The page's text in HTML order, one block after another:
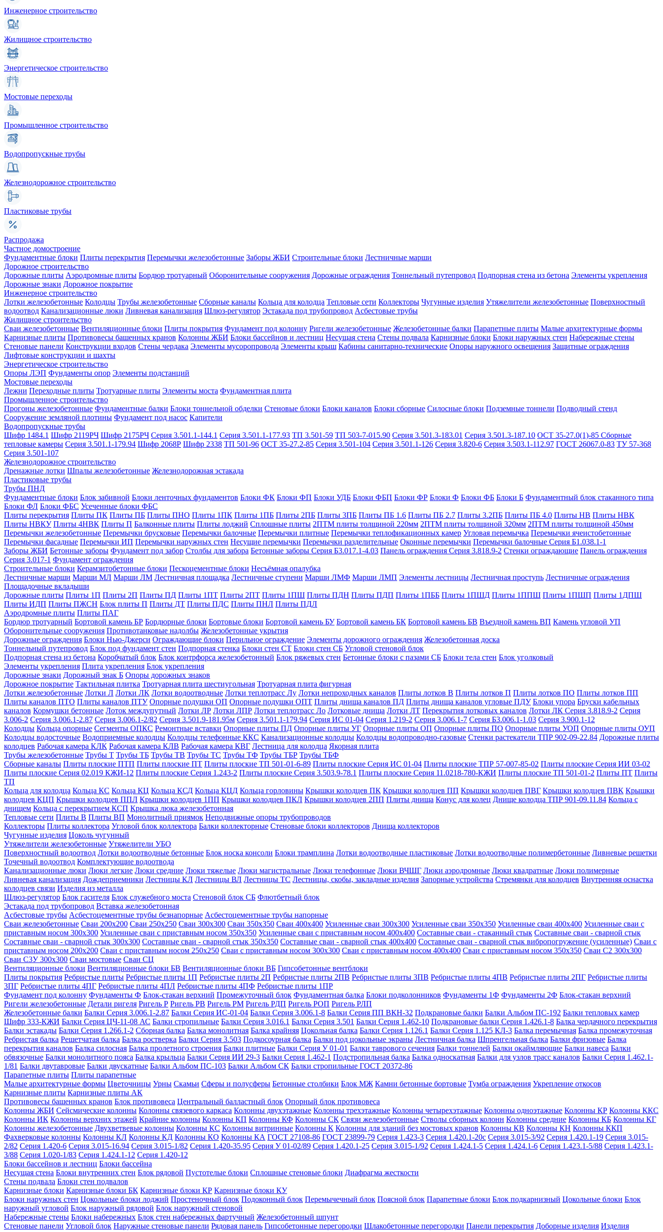
Инженерное строительство
Жилищное строительство
Энергетическое строительство
Мостовые переходы
Промышленное строительство
Водопропускные трубы
Железнодорожное строительство
Пластиковые трубы
Распродажа
Частное домостроение
Фундаментные блоки Плиты перекрытия Перемычки железобетонные Заборы ЖБИ Строительные блоки Лестничные марши
Дорожное строительство
Дорожные плиты Аэродромные плиты Бордюр тротуарный Оборонительные сооружения Дорожные ограждения Тоннельный путепровод Подпорная стена из бетона Элементы укрепления
Дорожные знаки Дорожное покрытие
Инженерное строительство
Лотки железобетонные Колодцы Трубы железобетонные Сборные каналы Кольца для колодца Тепловые сети Коллекторы Чугунные изделия Утяжелители железобетонные Поверхностный
водоотвод Канализационные люки Ливневая канализация Шлюз-регулятор Эстакада под трубопровод Асбестовые трубы
Жилищное строительство
Сваи железобетонные Вентиляционные блоки Плиты покрытия Фундамент под колонну Ригели железобетонные Железобетонные балки Парапетные плиты Малые архитектурные формы
Карнизные плиты Противовесы башенных кранов Колонны ЖБИ Блоки бассейнов и лестниц Несущая стена Стены подвала Карнизные блоки Блоки наружных стен Набережные стены
Стеновые панели Конструкции входов Стены чердака Элементы мусоропровода Элементы крыш Кабины санитарно-технические Опоры наружного освещения Защитные ограждения
Лифтовые конструкции и шахты
Энергетическое строительство
Опоры ЛЭП Фундаменты опор Элементы подстанций
Мостовые переходы
Лежни Переходные плиты Тротуарные плиты Элементы моста Фундаментная плита
Промышленное строительство
Прогоны железобетонные Фундаментные балки Блоки тоннельной обделки Стеновые блоки Блоки каналов Блоки сборные Силосные блоки Подземные тоннели Подводный стенд
Сооружение земляной плотины Фундамент под насос Капители
Водопропускные трубы
Шифр 1484.1 Шифр 2119РЧ Шифр 2175РЧ Серия 3.501.1-144.1 Серия 3.501.1-177.93 ТП 3.501-59 ТП 503-7-015.90 Серия 3.501.3-183.01 Серия 3.501.3-187.10 ОСТ 35-27.0(1)-85 Сборные
тепловые камеры Серия 3.501.1-179.94 Шифр 2068Р Шифр 2338 ТП 501-96 ОСТ 35-27.2-85 Серия 3.501-104 Серия 3.501.1-126 Серия 3.820-6 Серия 3.503.1-112.97 ГОСТ 26067.0-83 ТУ 57-368
Серия 3.501-107
Железнодорожное строительство
Дренажные лотки Шпалы железобетонные Железнодорожная эстакада
Пластиковые трубы
Трубы ПНД
Фундаментные блоки Блок забивной Блоки ленточных фундаментов Блоки ФК Блоки ФП Блоки УДБ Блоки ФБП Блоки ФР Блоки Ф Блоки ФБ Блоки Б Фундаментный блок стаканного типа
Блоки ФЛ Блоки ФБС Усеченные блоки ФБС
Плиты перекрытия Плиты ПК Плиты ПБ Плиты ПНО Плиты 1ПК Плиты 1ПБ Плиты 2ПБ Плиты 3ПБ Плиты ПБ 1.6 Плиты ПБ 2.7 Плиты 3.2ПБ Плиты ПБ 4.0 Плиты НВ Плиты НВК
Плиты НВКУ Плиты 4НВК Плиты П Балконные плиты Плиты лоджий Сплошные плиты 2ПТМ плиты толщиной 220мм 2ПТМ плиты толщиной 320мм 2ПТМ плиты толщиной 450мм
Перемычки железобетонные Перемычки брусковые Перемычки балочные Перемычки плитные Перемычки теплофикационных камер Угловая перемычка Перемычки ячеистобетонные
Перемычки фасадные Перемычки ИП Перемычки наружных стен Несущие перемычки Перемычки разделительные Оконные перемычки Перемычки балочные Серия Б1.038.1-1
Заборы ЖБИ Бетонные заборы Фундамент под забор Столбы для забора Бетонные заборы Серия Б3.017.1-4.03 Панель ограждения Серия 3.818.9-2 Стенки ограждающие Панель ограждения
Серия 3.017-1 Фундамент ограждения
Строительные блоки Керамзитобетонные блоки Пескоцементные блоки Несъёмная опалубка
Лестничные марши Марши МЛ Марши ЛМ Лестничная площадка Лестничные ступени Марши ЛМФ Марши ЛМП Элементы лестницы Лестничная проступь Лестничные ограждения
Площадочные вкладыши
Дорожные плиты Плиты 1П Плиты 2П Плиты ПД Плиты 1ПТ Плиты 2ПТ Плиты 1ПШ Плиты ПДН Плиты ПДП Плиты 1ПББ Плиты 1ПШД Плиты 1ППШ Плиты 1ПШП Плиты 1ДПШ
Плиты ИДП Плиты ПЖСН Блок плиты П Плиты ДТ Плиты ПДС Плиты ПНЛ Плиты ПДЛ
Аэродромные плиты Плиты ПАГ
Бордюр тротуарный Бортовой камень БР Бордюрные блоки Бортовые блоки Бортовой камень БУ Бортовой камень БК Бортовой камень БВ Въездной камень ВП Камень угловой УП
Оборонительные сооружения Противотанковые надолбы Железобетонные укрытия
Дорожные ограждения Блоки Нью-Джерси Ограждающие блоки Перильное ограждение Элементы дорожного ограждения Железобетонная доска
Тоннельный путепровод Блок под фундамент стен Подпорная стенка Блоки стен СТ Блоки стен СБ Угловой стеновой блок
Подпорная стена из бетона Коробчатый блок Блок контрфорса железобетонный Блок ряжевых стен Бетонные блоки с пазами СБ Блоки тела стен Блок уголковый
Элементы укрепления Плита укрепления Блок укрепления
Дорожные знаки Дорожный знак Б Опоры дорожных знаков
Дорожное покрытие Тактильная плитка Тротуарная плита шестиугольная Тротуарная плита фигурная
Лотки железобетонные Лотки Л Лотки ЛК Лотки водоотводные Лотки теплотрасс Лу Лотки непроходных каналов Плиты лотков В Плиты лотков П Плиты лотков ПО Плиты лотков ПП
Плиты каналов ПТО Плиты каналов ПТУ Опорные подушки ОП Опорные подушки ОПТ Плиты днища каналов ПД Плиты днища каналов угловые ПДУ Блоки упора Бруски кабельных
каналов Кормушки бетонные Лоток междупутный Лотки ЛР Лотки ЛПР Лотки теплотрасс Ло Лотковые днища Лотки ЛТ Перекрытия лотковых каналов Лотки ЛК Серия 3.818.9-2 Серия
3.006-2 Серия 3.006.1-2.87 Серия 3.006.1-2/82 Серия 3.501.9-181.95м Серия 3.501.1-179.94 Серия ИС 01-04 Серия 1.219-2 Серия 3.006.1-7 Серия Б3.006.1-1.03 Серия 3.900.1-12
Колодцы Кольца опорные Сегменты ОПКС Ремонтные вставки Опорные плиты ПД Опорные плиты УГ Опорные плиты ОП Опорные плиты ПО Опорные плиты УОП Опорные плиты ОУП
Колодцы водосточные Водоприемные колодцы Колодцы телефонные ККС Канализационные колодцы Колодцы водопроводно-газовые Стенки растекатели ТПР 902-09-22.84 Дорожные плиты
колодцев Рабочая камера КЛК Рабочая камера КЛВ Рабочая камера КВГ Лестница для колодца Якорная плита
Трубы железобетонные Трубы Т Трубы ТБ Трубы ТВ Трубы ТС Трубы ТФ Трубы ТБР Трубы ТБФ
Сборные каналы Плиты плоские ПТП Плиты плоские ПТ Плиты плоские ТП 501-01-6-89 Плиты плоские Серия ИС 01-04 Плиты плоские ТПР 57-007-85-02 Плиты плоские Серия ИИ 03-02
Плиты плоские Серия 02.019 КЖИ-12 Плиты плоские Серия 1.243-2 Плиты плоские Серия 3.503.9-78.1 Плиты плоские Серия 11.0218-780-КЖИ Плиты плоские ТП 501-01-2 Плиты ПТ Плиты
ТП
Кольца для колодца Кольца КС Кольца КЦ Кольца КСД Кольца КЦД Кольца горловины Крышки колодцев ПК Крышки колодцев ПП Крышки колодцев ПВГ Крышки колодцев ПВК Крышки
колодцев КЦП Крышки колодцев ППЛ Крышки колодцев 1ПП Крышки колодцев ПКЛ Крышки колодцев 2ПП Плиты днища Конус для колец Днище колодца ТПР 901-09.11.84 Кольца с
днищем Кольца с перекрытием КСП Крышка люка железобетонная
Тепловые сети Плиты В Плиты ВП Монолитный приямок Неподвижные опоры трубопроводов
Коллекторы Плиты коллектора Угловой блок коллектора Балки коллекторные Стеновые блоки коллекторов Днища коллекторов
Чугунные изделия Цоколь чугунный
Утяжелители железобетонные Утяжелители УБО
Поверхностный водоотвод Лотки водоотводные бетонные Блок носка консоли Блоки трамплина Лотки водоотводные пластиковые Лотки водоотводные полимербетонные Ливневые решетки
Точечный водоотвод Комплектующие водоотвода
Канализационные люки Люки легкие Люки средние Люки тяжелые Люки магистральные Люки телефонные Люки ВЧШГ Люки аэродромные Люки квадратные Люки полимерные
Ливневая канализация Дождеприемники Лестницы КЛ Лестницы ВЛ Лестницы ТС Лестницы, скобы, закладные изделия Запорные устройства Стремянки для колодцев Внутренняя оснастка
колодцев связи Изделия из металла
Шлюз-регулятор Блок гасителя Блок служебного моста Стеновой блок СБ Флютбетный блок
Эстакада под трубопровод Вставка железобетонная
Асбестовые трубы Асбестоцементные трубы безнапорные Асбестоцементные трубы напорные
Сваи железобетонные Сваи 200х200 Сваи 250х250 Сваи 300х300 Сваи 350х350 Сваи 400х400 Усиленные сваи 300х300 Усиленные сваи 350х350 Усиленные сваи 400х400 Усиленные сваи с
приставным носом 300х300 Усиленные сваи с приставным носом 350х350 Усиленные сваи с приставным носом 400х400 Составные сваи - стаканный стык Составные сваи - сварной стык
Составные сваи - сварной стык 300х300 Составные сваи - сварной стык 350х350 Составные сваи - сварной стык 400х400 Составные сваи - сварной стык вибропогружение (усиленные) Сваи с
приставным носом 200х200 Сваи с приставным носом 250х250 Сваи с приставным носом 300х300 Сваи с приставным носом 400х400 Сваи с приставным носом 350х350 Сваи С2 300х300
Сваи С3У 300х300 Сваи мостовые Сваи СЦ
Вентиляционные блоки Вентиляционные блоки БВ Вентиляционные блоки ВБ Гипсобетонные вентблоки
Плиты покрытия Ребристые плиты Ребристые плиты 1П Ребристые плиты 2П Ребристые плиты 2ПВ Ребристые плиты 3ПВ Ребристые плиты 4ПВ Ребристые плиты 2ПГ Ребристые плиты
3ПГ Ребристые плиты 4ПГ Ребристые плиты 4ПЛ Ребристые плиты 4ПФ Ребристые плиты 1ПР
Фундамент под колонну Фундаменты Ф Блок-стакан верхний Промежуточный блок Фундаментная балка Блоки подколонников Фундаменты 1Ф Фундаменты 2Ф Блок-стакан верхний
Ригели железобетонные Детали ригеля Ригель Р Ригель РВ Ригель РМ Ригель РДП Ригель РОП Ригель РЛП
Железобетонные балки Балки Серия 3.006.1-2.87 Балки Серия ИС-01-04 Балки Серия 3.006.1-8 Балки Серия ПП ВКН-32 Подкрановые балки Балки Альбом ПС-192 Балки тепловых камер
Шифр 333-КЖИ Балки Серия ЦЧ-11-08 АС Балки стропильные Балки Серия 3.016.1 Балки Серия 3.501 Балки Серия 1.462-10 Подкрановые балки Серия 1.426.1-8 Балка чердачного перекрытия
Балки эстакады Балки Серия 1.266.1-2 Сборная балка Балка монолитная Балка крайняя Цокольная балка Балки Серия 1.126.1 Балки Серия 1.125 КЛ-3 Балка перемычная Балка промежуточная
Ребристая балка Решетчатая балка Балка ростверка Балки Серия 3.503 Подкосоурная балка Балки под цокольные экраны Лестничная балка Шпренгельная балка Балки фризовые Балка
перекрытия каналов Балка силосная Балка пролетного строения Балки плитные Балки Серия У 01-01 Балки таврового сечения Балки тоннелей Балки окаймляющие Балки навеса Балки
обвязочные Балки монолитного пояса Балка крыльца Балки Серия ИИ 29-3 Балки Серия 1.462-1 Подстропильная балка Балка односкатная Балки для узлов трасс каналов Балки Серия 1.462.1-
1/81 Балки двутавровые Балки двускатные Балки Альбом ПС-103 Балки Альбом СК Балки стропильные ГОСТ 20372-86
Парапетные плиты Плиты парапетные
Малые архитектурные формы Цветочницы Урны Скамьи Сферы и полусферы Бетонные столбики Блок МЖ Камни бетонные бортовые Тумба ограждения Укрепление откосов
Карнизные плиты Карнизные плиты АК
Противовесы башенных кранов Блок противовеса Центральный балластный блок Опорный блок противовеса
Колонны ЖБИ Сейсмические колонны Колонны связевого каркаса Колонны двухэтажные Колонны трехэтажные Колонны четырехэтажные Колонны одноэтажные Колонны КР Колонны ККС
Колонны ИК Колонны верхних этажей Крайние колонны Колонны КП Колонны КФ Колонны СК Связи железобетонные Стволы сборных колонн Колонны средние Колонны КБ Колонны КГ
Колонны железобетонные Двухветвевые колонны Колонны КС Колонны витринные Колонны К Колонны для зданий без мостовых кранов Колонны КВ Колонны КН Колонны ККП
Фахверковые колонны Колонны КЛ Колонны КД Колонны КО Колонны КА ГОСТ 27108-86 ГОСТ 23899-79 Серия 1.423-3 Серия 1.420.1-20с Серия 3.015-3/92 Серия 1.420.1-19 Серия 3.015-
2/82 Серия 1.420-6 Серия 3.015-16.94 Серия 3.015-1/82 Серия 1.420-35.95 Серия У 01-02/89 Серия 1.420.1-25 Серия 3.015-1/92 Серия 1.424.1-5 Серия 1.424.1-6 Серия 1.423.1-5/88 Серия 1.423.1-
3/88 Серия 1.020-1/83 Серия 1.424.1-12 Серия 1.420-12
Блоки бассейнов и лестниц Блоки бассейна
Несущая стена Блоки внутренних стен Блок рядовой Пустотелые блоки Сплошные стеновые блоки Диафрагма жесткости
Стены подвала Блоки стен подвалов
Карнизные блоки Карнизные блоки БК Карнизные блоки КР Карнизные блоки КУ
Блоки наружных стен Цокольные блоки лоджий Простеночный блок Подоконный блок Перемычечный блок Поясной блок Парапетные блоки Блок подкарнизный Цокольные блоки Блок
наружный угловой Блок наружный рядовой Блок наружный стеновой
Набережные стены Блоки набережных Блок стен набережных фартучный Железобетонный шпунт
Стеновые панели Угловой блок Наружные стеновые панели Рядовая панель Гипсобетонные перегородки Шлакобетонные перегородки Панели перекрытия Доборные изделия Изделия